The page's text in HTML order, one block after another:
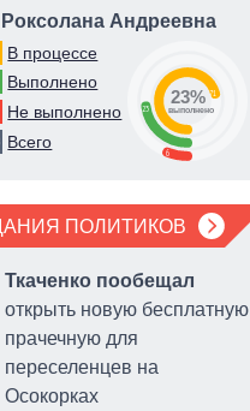
Андреевна
В процессе
Выполнено
Не выполнено
Всего
6
23
71
23%
выполнено
ПОЛИТИКОВ
Ткаченко пообещал
открыть новую бесплатную
прачечную для
переселенцев на
Осокорках